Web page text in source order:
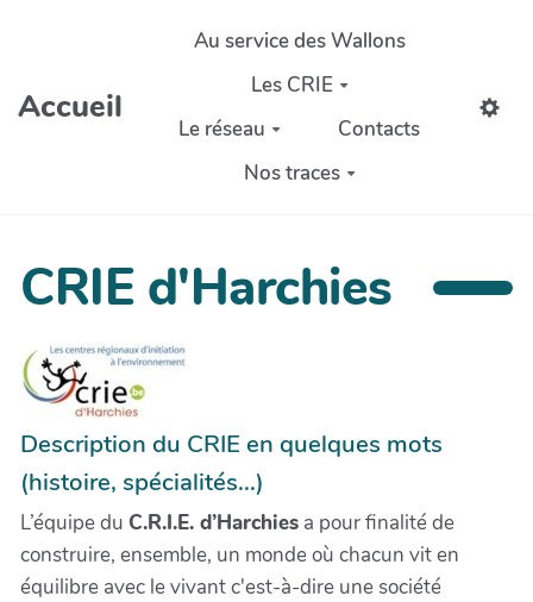
Aller au contenu principal
Accueil
Au service des Wallons
Les CRIE
Le réseau
Contacts
Nos traces
CRIE d'Harchies
Description du CRIE en quelques mots
(histoire, spécialités...)
L’équipe du C.R.I.E. d’Harchies a pour finalité de
construire, ensemble, un monde où chacun vit en
équilibre avec le vivant c'est-à-dire une société